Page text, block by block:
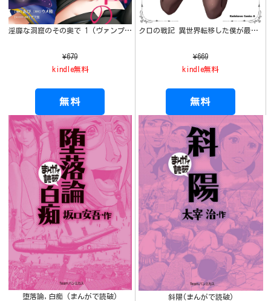
淫靡な洞窟のその奥で 1 (ヴァンプコミックス)
¥679
kindle無料
無料
クロの戦記 異世界転移した僕が最強なのはベッドの上だけのようです （１） (角川コミックス・エース)
¥669
kindle無料
無料
堕落論,白痴 (まんがで読破) 斜陽(まんがで読破)